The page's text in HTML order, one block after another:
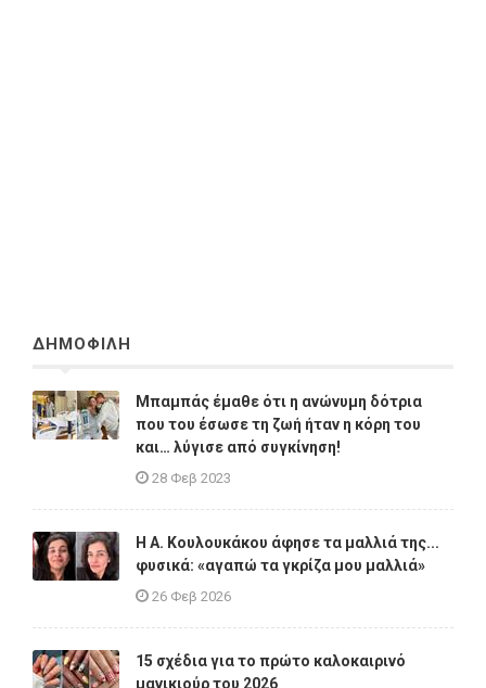
ΔΗΜΟΦΙΛΗ
Μπαμπάς έμαθε ότι η ανώνυμη δότρια
που του έσωσε τη ζωή ήταν η κόρη του
και… λύγισε από συγκίνηση!
28 Φεβ 2023
Η A. Κουλουκάκου άφησε τα μαλλιά της...
φυσικά: «αγαπώ τα γκρίζα μου μαλλιά»
26 Φεβ 2026
15 σχέδια για το πρώτο καλοκαιρινό
μανικιούρ του 2026